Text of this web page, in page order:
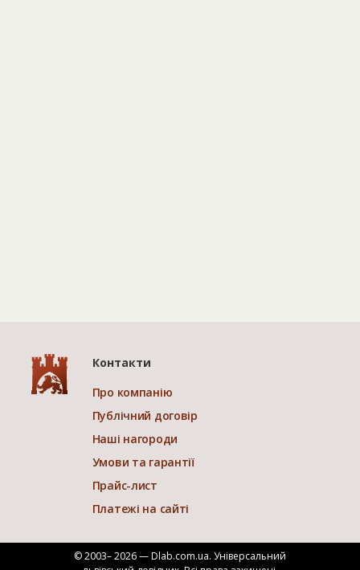
Контакти
Про компанію
Публічний договір
Наші нагороди
Умови та гарантії
Прайс-лист
Платежі на сайті
© 2003– 2026 — Dlab.com.ua. Універсальний